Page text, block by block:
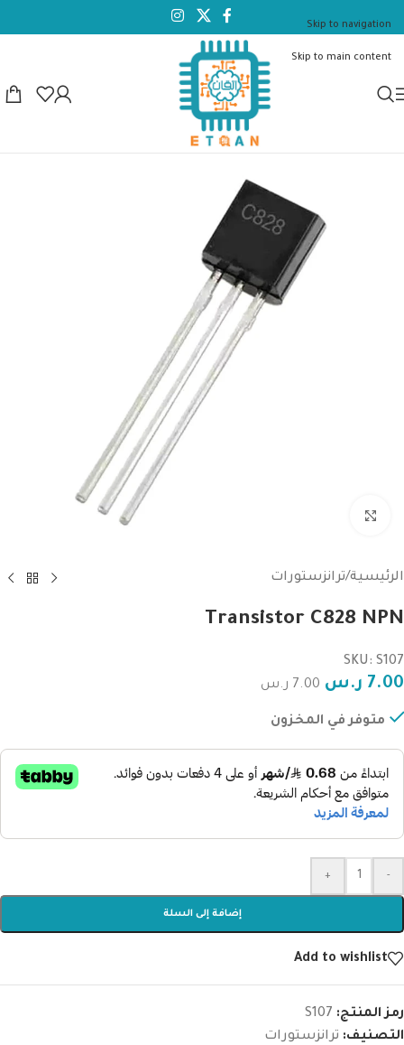
Skip to navigation
Skip to main content
الرئيسية/ترانزستورات
Transistor C828 NPN
SKU: S107
7.00 ر.س 7.00 ر.س
متوفر في المخزون
-
+
إضافة إلى السلة
Add to wishlist
رمز المنتج: S107
التصنيف: ترانزستورات